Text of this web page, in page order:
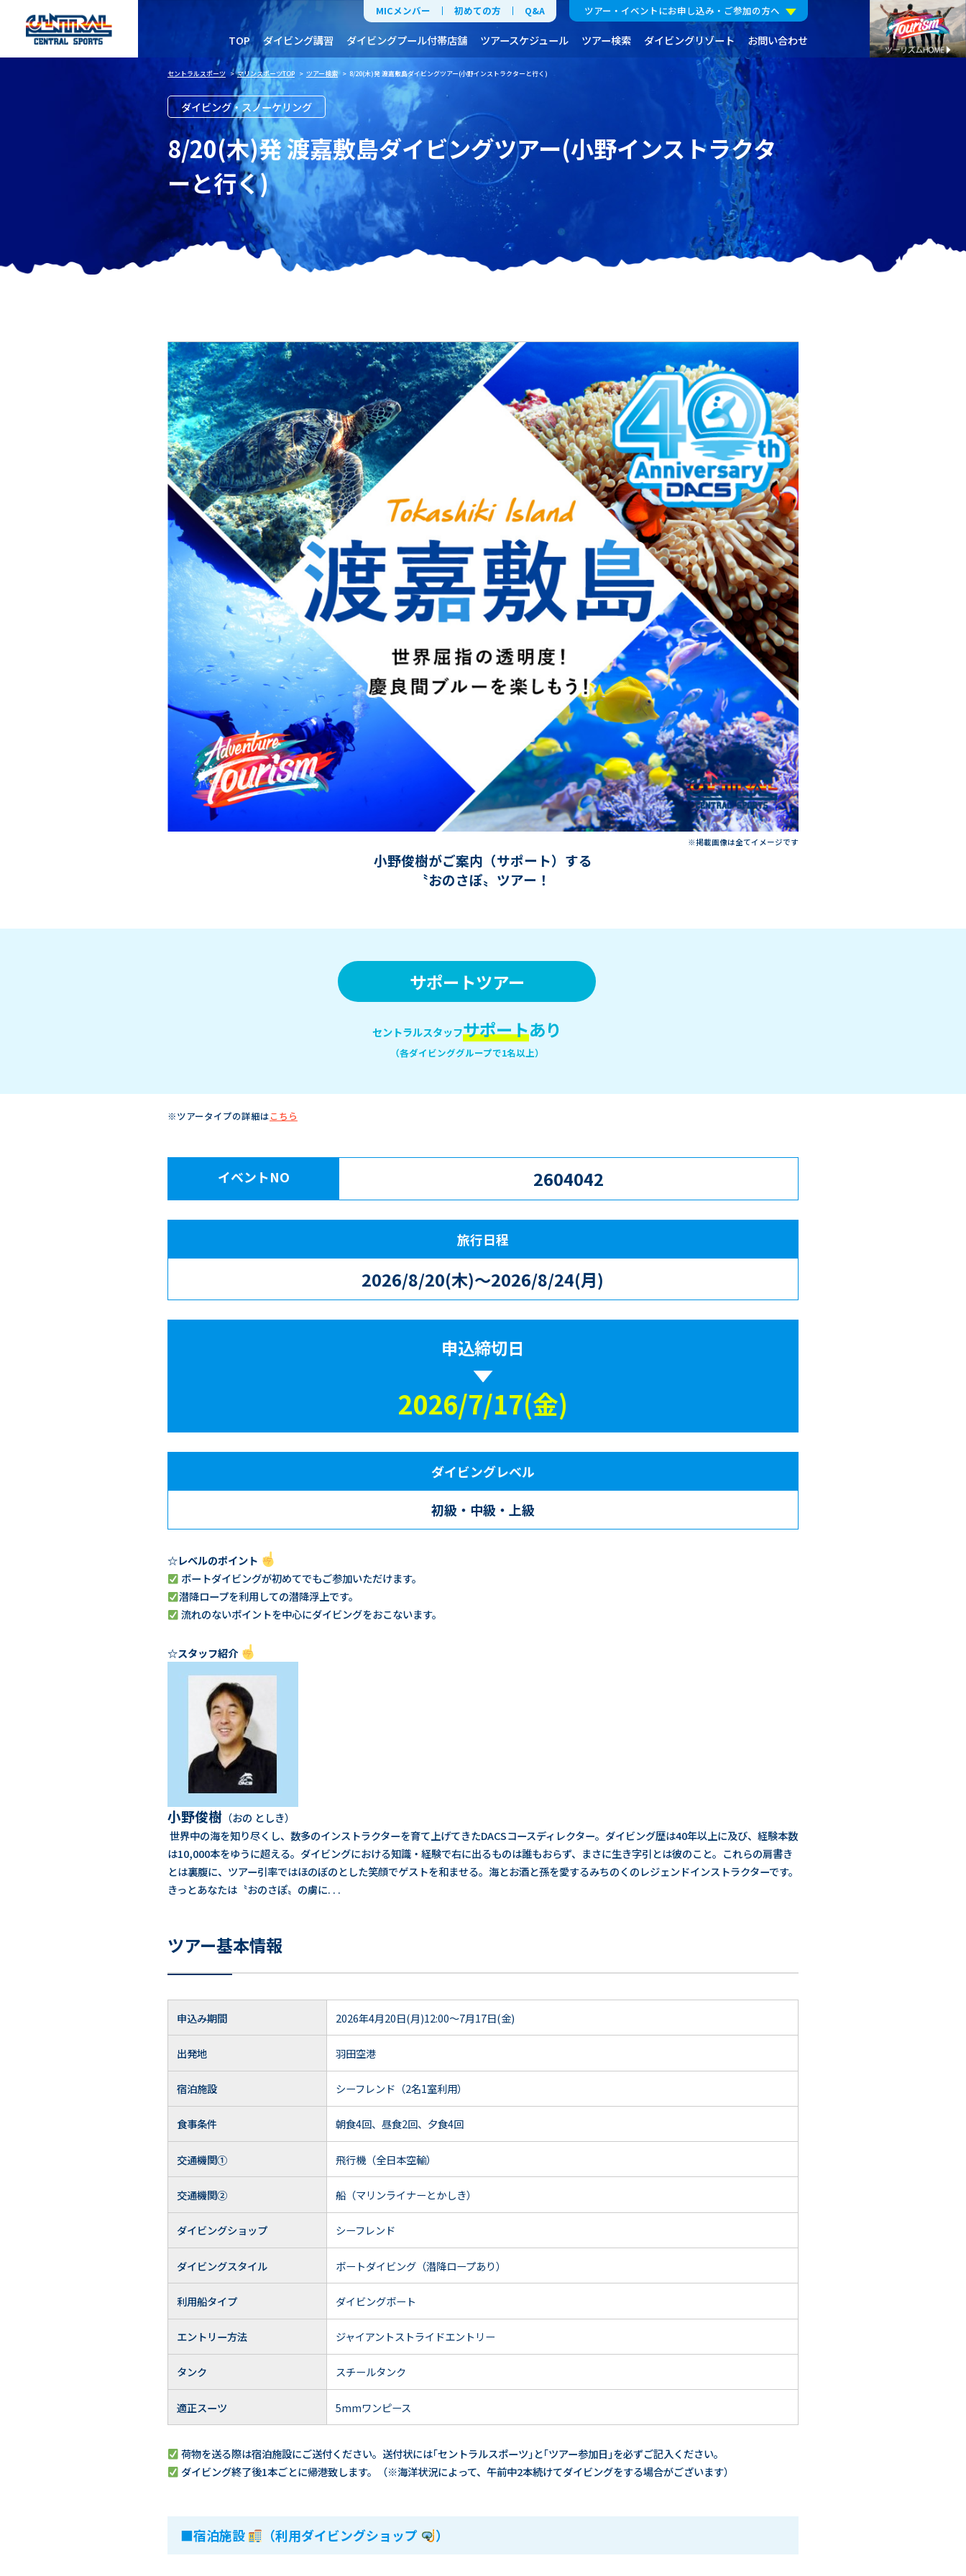
MICメンバー 初めての方 Q&A ツアー・イベントにお申し込み・ご参加の方へ
TOP ダイビング講習 ダイビングプール付帯店舗 ツアースケジュール ツアー検索 ダイビングリゾート お問い合わせ
セントラルスポーツ>マリンスポーツTOP> ツアー検索> 8/20(木)発 渡嘉敷島ダイビングツアー(小野インストラクターと行く)
ダイビング・スノーケリング
8/20(木)発 渡嘉敷島ダイビングツアー(小野インストラクタ
ーと行く)
※掲載画像は全てイメージです
小野俊樹がご案内（サポート）する
〝おのさぽ〟ツアー！
サポートツアー
セントラルスタッフサポートあり
（各ダイビンググループで1名以上）
※ツアータイプの詳細はこちら
イベントNO 2604042
旅行日程
2026/8/20(木)～2026/8/24(月)
申込締切日
2026/7/17(金)
ダイビングレベル
初級・中級・上級
☆レベルのポイント
ボートダイビングが初めてでもご参加いただけます。
潜降ロープを利用しての潜降浮上です。
流れのないポイントを中心にダイビングをおこないます。
☆スタッフ紹介
小野俊樹（おの としき）
世界中の海を知り尽くし、数多のインストラクターを育て上げてきたDACSコースディレクター。ダイビング歴は40年以上に及び、経験本数
は10,000本をゆうに超える。ダイビングにおける知識・経験で右に出るものは誰もおらず、まさに生き字引とは彼のこと。これらの肩書き
とは裏腹に、ツアー引率ではほのぼのとした笑顔でゲストを和ませる。海とお酒と孫を愛するみちのくのレジェンドインストラクターです。
きっとあなたは〝おのさぽ〟の虜に. . .
ツアー基本情報
申込み期間 2026年4月20日(月)12:00～7月17日(金)
出発地 羽田空港
宿泊施設 シーフレンド（2名1室利用）
食事条件 朝食4回、昼食2回、夕食4回
交通機関① 飛行機（全日本空輸）
交通機関② 船（マリンライナーとかしき）
ダイビングショップ シーフレンド
ダイビングスタイル ボートダイビング（潜降ロープあり）
利用船タイプ ダイビングボート
エントリー方法 ジャイアントストライドエントリー
タンク スチールタンク
適正スーツ 5mmワンピース
荷物を送る際は宿泊施設にご送付ください。送付状には｢セントラルスポーツ｣と｢ツアー参加日｣を必ずご記入ください。
ダイビング終了後1本ごとに帰港致します。（※海洋状況によって、午前中2本続けてダイビングをする場合がございます）
■宿泊施設 （利用ダイビングショップ ）